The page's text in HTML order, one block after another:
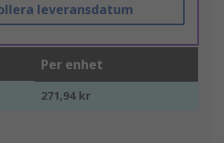
leveransdatum
Per enhet
271,94 kr